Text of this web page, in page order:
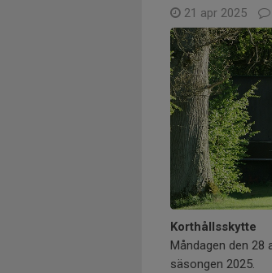
21 apr 2025
Korthållsskytte
Måndagen den 28
säsongen 2025.